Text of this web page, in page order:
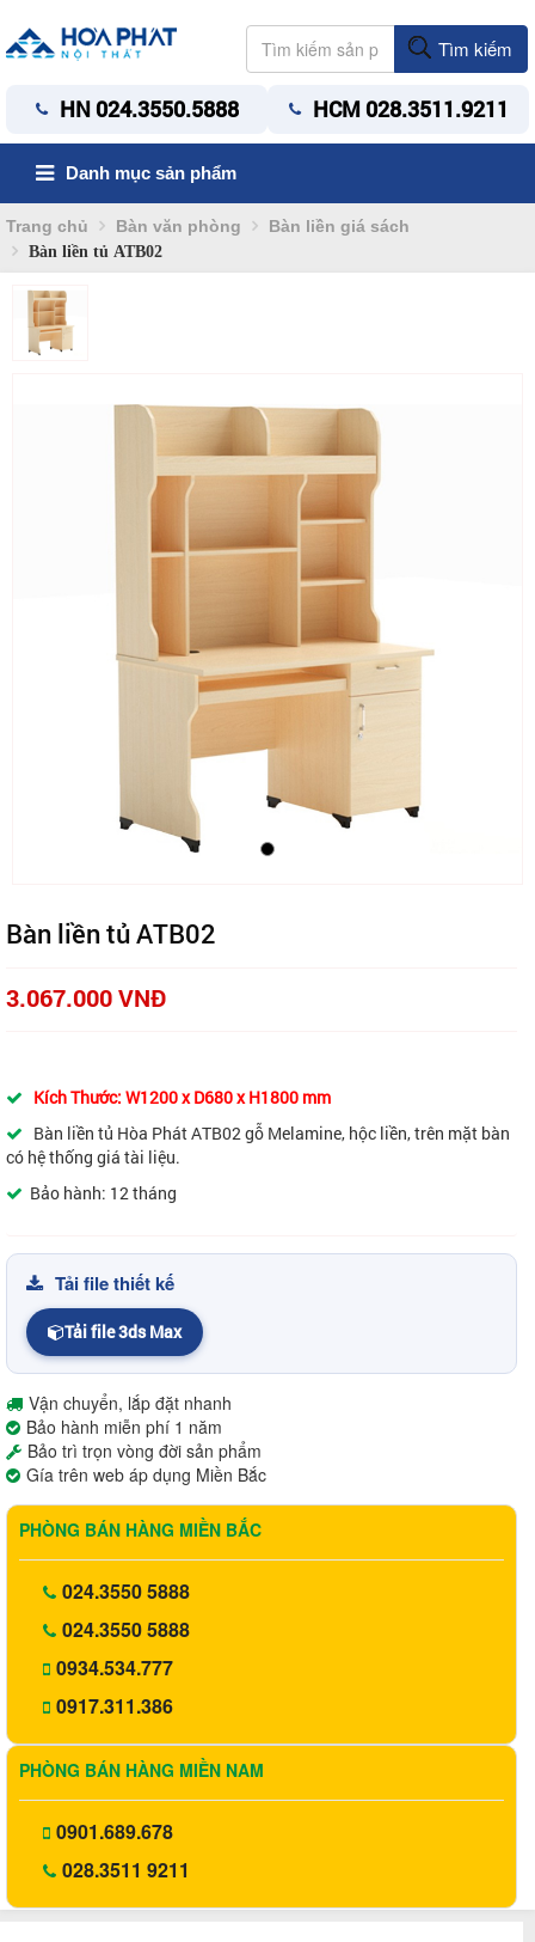
Tìm kiếm
HN 024.3550.5888 HCM 028.3511.9211
Danh mục sản phẩm
Trang chủ Bàn văn phòng Bàn liền giá sách
Bàn liền tủ ATB02
Bàn liền tủ ATB02
3.067.000 VNĐ
Kích Thước: W1200 x D680 x H1800 mm
Bàn liền tủ Hòa Phát ATB02 gỗ Melamine, hộc liền, trên mặt bàn
có hệ thống giá tài liệu.
Bảo hành: 12 tháng
Tải file thiết kế
Tải file 3ds Max
Vận chuyển, lắp đặt nhanh
Bảo hành miễn phí 1 năm
Bảo trì trọn vòng đời sản phẩm
Gía trên web áp dụng Miền Bắc
PHÒNG BÁN HÀNG MIỀN BẮC
024.3550 5888
024.3550 5888
0934.534.777
0917.311.386
PHÒNG BÁN HÀNG MIỀN NAM
0901.689.678
028.3511 9211